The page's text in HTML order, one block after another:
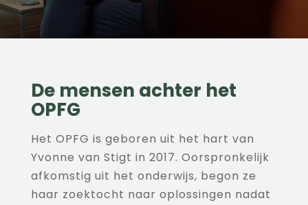
De mensen achter het
OPFG
Het OPFG is geboren uit het hart van
Yvonne van Stigt in 2017. Oorspronkelijk
afkomstig uit het onderwijs, begon ze
haar zoektocht naar oplossingen nadat